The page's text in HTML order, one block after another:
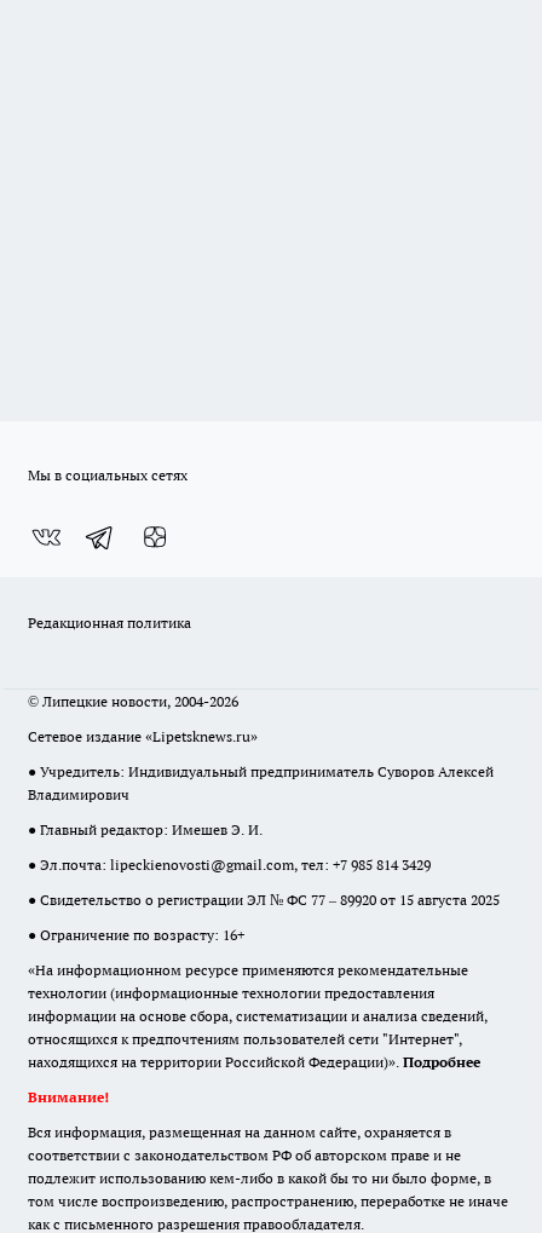
Мы в социальных сетях
Редакционная политика
© Липецкие новости, 2004-2026
Сетевое издание «Lipetsknews.ru»
● Учредитель: Индивидуальный предприниматель Суворов Алексей
Владимирович
● Главный редактор: Имешев Э. И.
● Эл.почта: lipeckienovosti@gmail.com, тел: +7 985 814 3429
● Свидетельство о регистрации ЭЛ № ФС 77 – 89920 от 15 августа 2025
● Ограничение по возрасту: 16+
«На информационном ресурсе применяются рекомендательные
технологии (информационные технологии предоставления
информации на основе сбора, систематизации и анализа сведений,
относящихся к предпочтениям пользователей сети "Интернет",
находящихся на территории Российской Федерации)». Подробнее
Внимание!
Вся информация, размещенная на данном сайте, охраняется в
соответствии с законодательством РФ об авторском праве и не
подлежит использованию кем-либо в какой бы то ни было форме, в
том числе воспроизведению, распространению, переработке не иначе
как с письменного разрешения правообладателя.